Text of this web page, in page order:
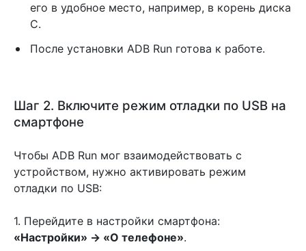
его в удобное место, например, в корень диска
С.
После установки ADB Run готова к работе.
Шаг 2. Включите режим отладки по USB на
смартфоне
Чтобы ADB Run мог взаимодействовать с
устройством, нужно активировать режим
отладки по USB:
1. Перейдите в настройки смартфона:
«Настройки» → «О телефоне».